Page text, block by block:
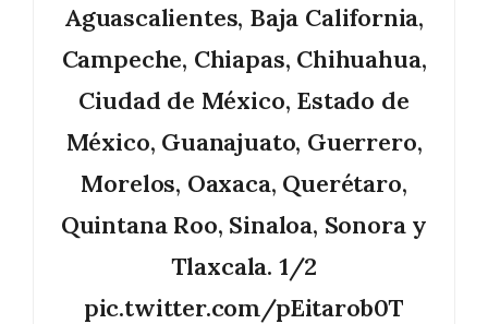
Aguascalientes, Baja California,
Campeche, Chiapas, Chihuahua,
Ciudad de México, Estado de
México, Guanajuato, Guerrero,
Morelos, Oaxaca, Querétaro,
Quintana Roo, Sinaloa, Sonora y
Tlaxcala. 1/2
pic.twitter.com/pEitarob0T